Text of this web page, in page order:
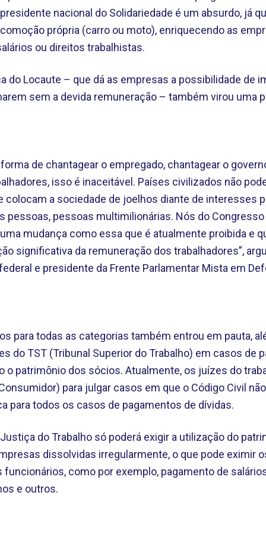
nacional do Solidariedade é um absurdo, já
própria (carro ou moto), enriquecendo as
ou direitos trabalhistas.
do Locaute – que dá as empresas a possibilidade de
sem a devida remuneração – também virou uma
de chantagear o empregado, chantagear o
isso é inaceitável. Países civilizados não
colocam a sociedade de joelhos diante de interesses
pessoas, pessoas multimilionárias. Nós do Congresso
mudança como essa que é atualmente proibida e
significativa da remuneração dos trabalhadores”,
e presidente da Frente Parlamentar Mista em
para todas as categorias também entrou em pauta,
do TST (Tribunal Superior do Trabalho) em casos de
o patrimônio dos sócios. Atualmente, os juízes do
para julgar casos em que o Código Civil
para todos os casos de pagamentos de dívidas.
do Trabalho só poderá exigir a utilização do
dissolvidas irregularmente, o que pode eximir
funcionários, como por exemplo, pagamento de
e outros.